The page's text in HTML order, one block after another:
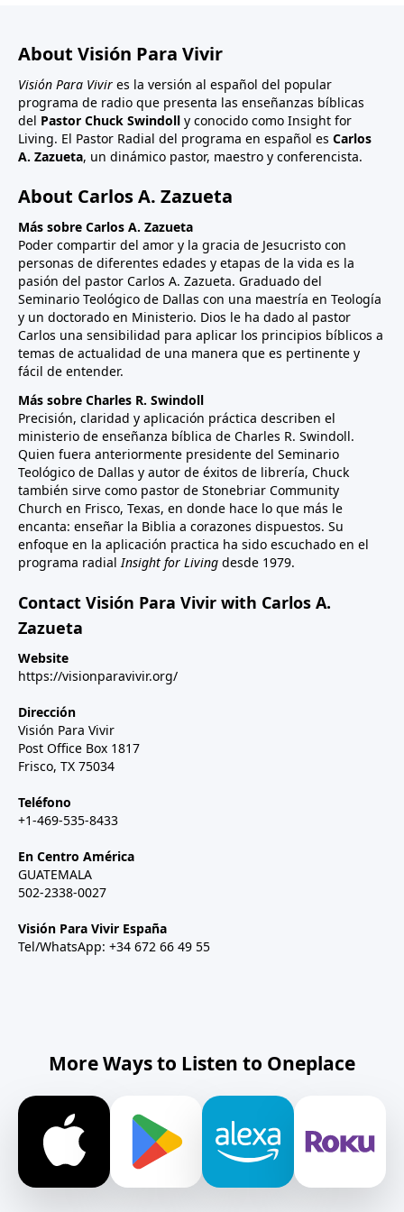
About Visión Para Vivir
Visión Para Vivir es la versión al español del popular
programa de radio que presenta las enseñanzas bíblicas
del Pastor Chuck Swindoll y conocido como Insight for
Living. El Pastor Radial del programa en español es Carlos
A. Zazueta, un dinámico pastor, maestro y conferencista.
About Carlos A. Zazueta
Más sobre Carlos A. Zazueta
Poder compartir del amor y la gracia de Jesucristo con
personas de diferentes edades y etapas de la vida es la
pasión del pastor Carlos A. Zazueta. Graduado del
Seminario Teológico de Dallas con una maestría en Teología
y un doctorado en Ministerio. Dios le ha dado al pastor
Carlos una sensibilidad para aplicar los principios bíblicos a
temas de actualidad de una manera que es pertinente y
fácil de entender.
Más sobre Charles R. Swindoll
Precisión, claridad y aplicación práctica describen el
ministerio de enseñanza bíblica de Charles R. Swindoll.
Quien fuera anteriormente presidente del Seminario
Teológico de Dallas y autor de éxitos de librería, Chuck
también sirve como pastor de Stonebriar Community
Church en Frisco, Texas, en donde hace lo que más le
encanta: enseñar la Biblia a corazones dispuestos. Su
enfoque en la aplicación practica ha sido escuchado en el
programa radial Insight for Living desde 1979.
Contact Visión Para Vivir with Carlos A.
Zazueta
Website
https://visionparavivir.org/
Dirección
Visión Para Vivir
Post Office Box 1817
Frisco, TX 75034
Teléfono
+1-469-535-8433
En Centro América
GUATEMALA
502-2338-0027
Visión Para Vivir España
Tel/WhatsApp: +34 672 66 49 55
More Ways to Listen to Oneplace